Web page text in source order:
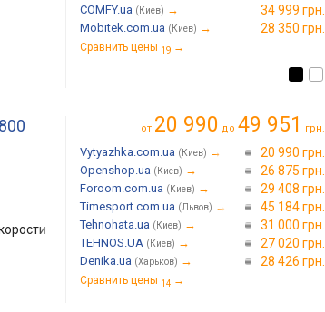
COMFY.ua (Киев) → 34 999 грн.
Mobitek.com.ua (Киев) → 28 350 грн.
Сравнить цены 19 →
от 20 990 до 49 951 грн.
Vytyazhka.com.ua (Киев) → 20 990 грн.
Openshop.ua (Киев) → 26 875 грн.
Foroom.com.ua (Киев) → 29 408 грн.
Timesport.com.ua (Львов) → 45 184 грн.
Tehnohata.ua (Киев) → 31 000 грн.
TEHNOS.UA (Киев) → 27 020 грн.
Denika.ua (Харьков) → 28 426 грн.
Сравнить цены 14 →